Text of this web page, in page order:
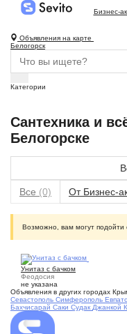
Бизнес-
Объявления на карте
Белогорск
Категории
Сантехника и
Белогорске
Все (0) От Бизнес-
Возможно, вам могут
Унитаз с бачком
Феодосия
не указана
Объявления в других городах
Севастополь Симферополь
Бахчисарай Саки Судак Джанкой